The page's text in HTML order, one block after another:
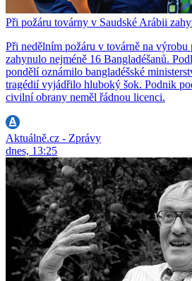
Při požáru továrny v Saudské Arábii
Při nedělním požáru v továrně na
zahynulo nejméně 16 Bangladéšanů.
pondělí oznámilo bangladéšské
tragédií vyjádřilo hluboký šok. Podnik
civilní obrany neměl řádnou licenci.
Aktuálně.cz - Zprávy
dnes, 13:25